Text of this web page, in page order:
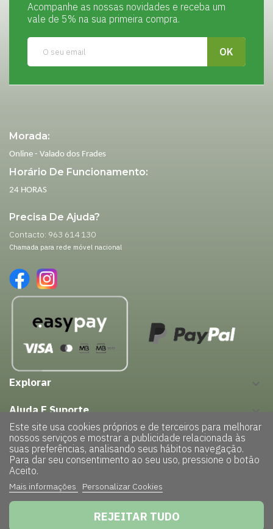
Acompanhe as nossas novidades e receba um
vale de 5% na sua primeira compra.
Morada:
Online - Valado dos Frades
Horário De Funcionamento:
24 HORAS
Precisa De Ajuda?
Contacto: 963 614 130
Chamada para rede móvel nacional
Explorar keyboard_arrow_down
Ajuda E Suporte
Este site usa cookies próprios e de terceiros para melhorar
nossos serviços e mostrar a publicidade relacionada às
suas preferências, analisando seus hábitos navegação.
Para dar seu consentimento ao seu uso, pressione o botão
Aceito.
Mais informações Personalizar Cookies
REJEITAR TUDO
Powered byTRIGÉNIUS |Politica de Privacidade